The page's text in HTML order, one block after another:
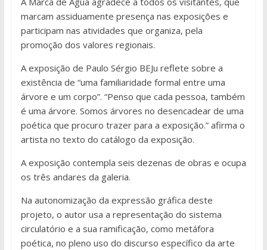
marcam assiduamente presença nas exposições e
participam nas atividades que organiza, pela
promoção dos valores regionais.
A exposição de Paulo Sérgio BEJu reflete sobre a
existência de “uma familiaridade formal entre uma
árvore e um corpo”. “Penso que cada pessoa, também
é uma árvore. Somos árvores no desencadear de uma
poética que procuro trazer para a exposição.” afirma o
artista no texto do catálogo da exposição.
A exposição contempla seis dezenas de obras e ocupa
os três andares da galeria.
Na autonomização da expressão gráfica deste
projeto, o autor usa a representação do sistema
circulatório e a sua ramificação, como metáfora
poética, no pleno uso do discurso específico da arte